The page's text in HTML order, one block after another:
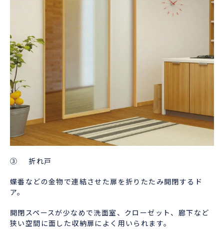
③ 折れ戸
蝶番などの金物で連結させた扉を折りたたみ開閉するド
ア。
開閉スペースが少なめで洗面室、クローゼット、廊下など
狭い空間に面した収納扉によく用いられます。